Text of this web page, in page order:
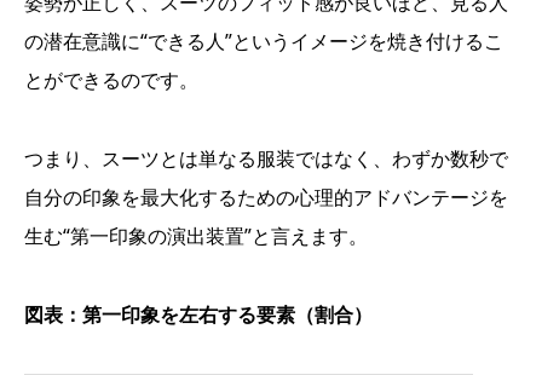
の潜在意識に“できる人”というイメージを焼き付けるこ
とができるのです。
つまり、スーツとは単なる服装ではなく、わずか数秒で
自分の印象を最大化するための心理的アドバンテージを
生む“第一印象の演出装置”と言えます。
図表：第一印象を左右する要素（割合）